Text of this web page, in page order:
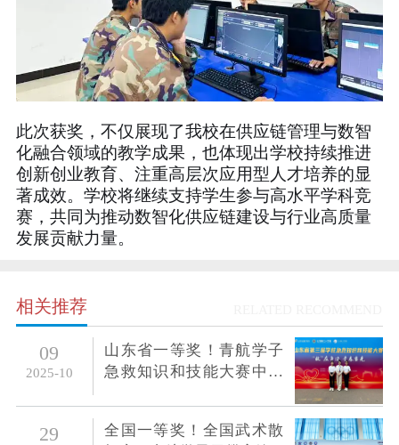
此次获奖，不仅展现了我校在供应链管理与数智
化融合领域的教学成果，也体现出学校持续推进
创新创业教育、注重高层次应用型人才培养的显
著成效。学校将继续支持学生参与高水平学科竞
赛，共同为推动数智化供应链建设与行业高质量
发展贡献力量。
相关推荐
09
2025-10
山东省一等奖！青航学子
急救知识和技能大赛中展
29
全国一等奖！全国武术散